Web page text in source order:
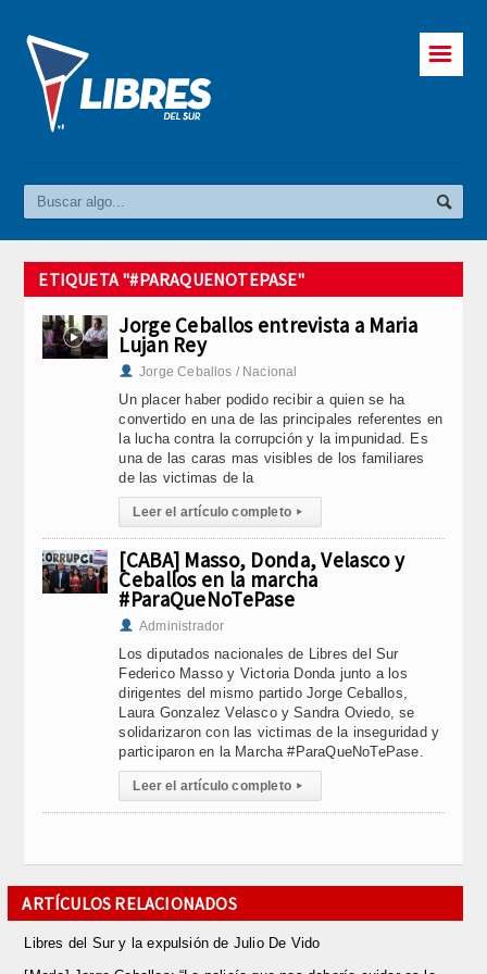
☰
ETIQUETA "#PARAQUENOTEPASE"
Jorge Ceballos entrevista a Maria
Lujan Rey
Jorge Ceballos / Nacional
Un placer haber podido recibir a quien se ha
convertido en una de las principales referentes en
la lucha contra la corrupción y la impunidad. Es
una de las caras mas visibles de los familiares
de las victimas de la
Leer el artículo completo ▸
[CABA] Masso, Donda, Velasco y
Ceballos en la marcha
#ParaQueNoTePase
Administrador
Los diputados nacionales de Libres del Sur
Federico Masso y Victoria Donda junto a los
dirigentes del mismo partido Jorge Ceballos,
Laura Gonzalez Velasco y Sandra Oviedo, se
solidarizaron con las victimas de la inseguridad y
participaron en la Marcha #ParaQueNoTePase.
Leer el artículo completo ▸
ARTÍCULOS RELACIONADOS
​Libres del Sur y la expulsión de Julio De Vido